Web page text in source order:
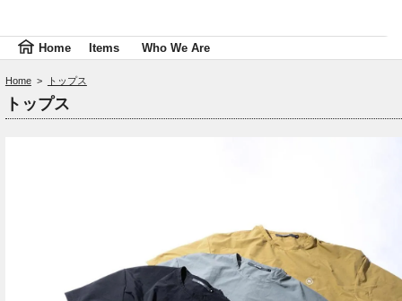
Home Items Who We Are
Home> トップス
トップス